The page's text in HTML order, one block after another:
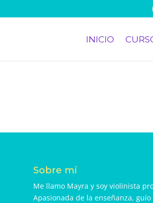
INICIO
Sobre mí
Me llamo Mayra y soy violinista
Apasionada de la enseñanza, guío